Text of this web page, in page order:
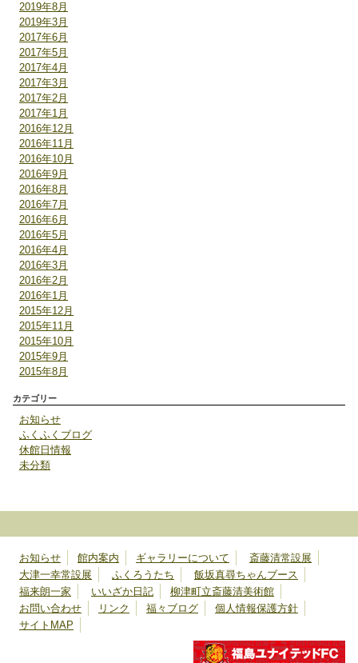
2019年8月
2019年3月
2017年6月
2017年5月
2017年4月
2017年3月
2017年2月
2017年1月
2016年12月
2016年11月
2016年10月
2016年9月
2016年8月
2016年7月
2016年6月
2016年5月
2016年4月
2016年3月
2016年2月
2016年1月
2015年12月
2015年11月
2015年10月
2015年9月
2015年8月
カテゴリー
お知らせ
ふくふくブログ
休館日情報
未分類
お知らせ 館内案内 ギャラリーについて
斎藤清常設展
大津一幸常設展
ふくろうたち
飯坂真尋ちゃんブース
福来朗一家
いいざか日記
柳津町立斎藤清美術館
お問い合わせ
リンク 福々ブログ
個人情報保護方針
サイトMAP